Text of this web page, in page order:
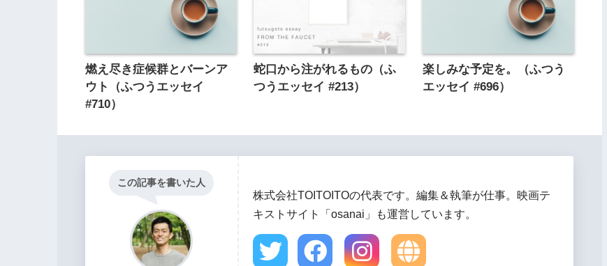
燃え尽き症候群とバーンア
ウト（ふつうエッセイ
#710）
蛇口から注がれるもの（ふ
つうエッセイ #213）
楽しみな予定を。（ふつう
エッセイ #696）
この記事を書いた人
株式会社TOITOITOの代表です。編集＆執筆が仕事。映画テ
キストサイト「osanai」も運営しています。